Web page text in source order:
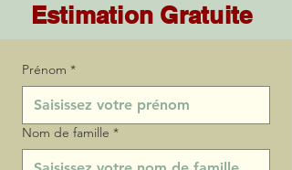
Estimation Gratuite
Prénom *
Nom de famille *